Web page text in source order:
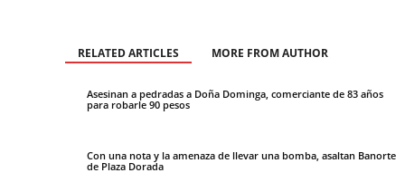
RELATED ARTICLES MORE FROM AUTHOR
Asesinan a pedradas a Doña Dominga, comerciante de 83 años
para robarle 90 pesos
Con una nota y la amenaza de llevar una bomba, asaltan Banorte
de Plaza Dorada